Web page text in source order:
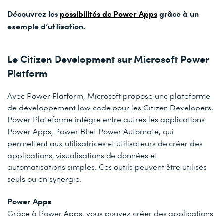
Découvrez les possibilités de Power Appsgrâce à un
exemple d’utilisation.
Le Citizen Development sur Microsoft Power
Platform
Avec Power Platform, Microsoft propose une plateforme
de développement low code pour les Citizen Developers.
Power Plateforme intègre entre autres les applications
Power Apps, Power BI et Power Automate, qui
permettent aux utilisatrices et utilisateurs de créer des
applications, visualisations de données et
automatisations simples. Ces outils peuvent être utilisés
seuls ou en synergie.
Power Apps
Grâce à Power Apps, vous pouvez créer des applications